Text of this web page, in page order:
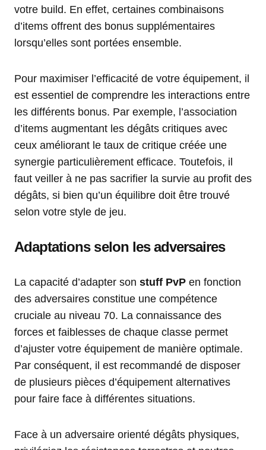
votre build. En effet, certaines combinaisons
d’items offrent des bonus supplémentaires
lorsqu’elles sont portées ensemble.
Pour maximiser l’efficacité de votre équipement, il
est essentiel de comprendre les interactions entre
les différents bonus. Par exemple, l’association
d’items augmentant les dégâts critiques avec
ceux améliorant le taux de critique créée une
synergie particulièrement efficace. Toutefois, il
faut veiller à ne pas sacrifier la survie au profit des
dégâts, si bien qu’un équilibre doit être trouvé
selon votre style de jeu.
Adaptations selon les adversaires
La capacité d’adapter son stuff PvP en fonction
des adversaires constitue une compétence
cruciale au niveau 70. La connaissance des
forces et faiblesses de chaque classe permet
d’ajuster votre équipement de manière optimale.
Par conséquent, il est recommandé de disposer
de plusieurs pièces d’équipement alternatives
pour faire face à différentes situations.
Face à un adversaire orienté dégâts physiques,